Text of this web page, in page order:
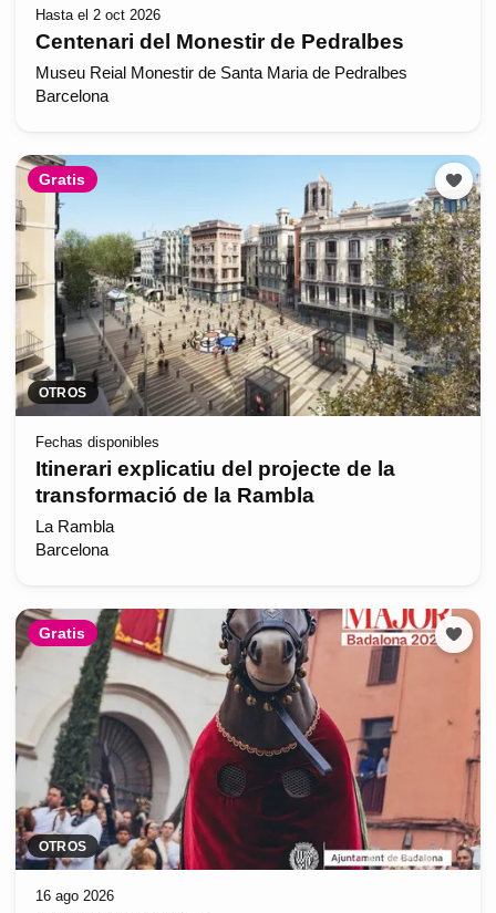
Hasta el 2 oct 2026
Centenari del Monestir de Pedralbes
Museu Reial Monestir de Santa Maria de Pedralbes
Barcelona
Gratis
OTROS
Fechas disponibles
Itinerari explicatiu del projecte de la
transformació de la Rambla
La Rambla
Barcelona
Gratis
OTROS
16 ago 2026